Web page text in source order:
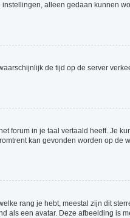
alleen gedaan kunnen
de tijd op de server
forum in je taal vertaald heeft. Je
kan gevonden worden op de
rang je hebt, meestal zijn dit
als een avatar. Deze afbeelding is